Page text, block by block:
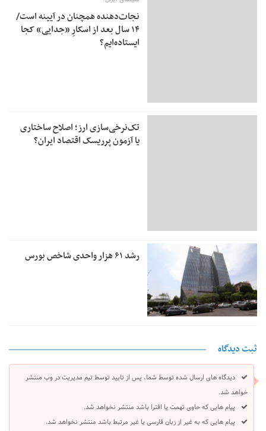
نجات‌دهنده‌ همچنان در آیینه است/
۱۴ سال بعد از اسکارِ «جدایی» کجا
ایستاده‌ایم؟
تک‌نرخی‌سازی ارز؛ اصلاح ساختاری
یا آزمون پرریسک اقتصاد ایران؟
رشد ۶۱ هزار واحدی شاخص بورس
ثبت دیدگاه
دیدگاه های ارسال شده توسط شما، پس از تایید توسط تیم مدیریت در وب منتشر
خواهد شد.
پیام هایی که حاوی تهمت یا افترا باشد منتشر نخواهد شد.
پیام هایی که به غیر از زبان فارسی یا غیر مرتبط باشد منتشر نخواهد شد.